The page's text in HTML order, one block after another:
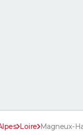
Loire Magneux-